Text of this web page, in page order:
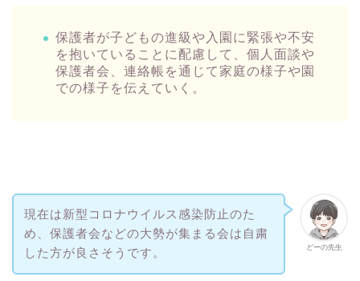
保護者が子どもの進級や入園に緊張や不安
を抱いていることに配慮して、個人面談や
保護者会、連絡帳を通じて家庭の様子や園
での様子を伝えていく。
どーの先生
現在は新型コロナウイルス感染防止のた
め、保護者会などの大勢が集まる会は自粛
した方が良さそうです。